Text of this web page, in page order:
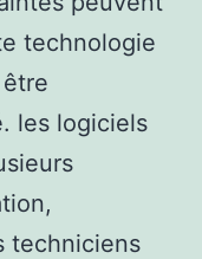
technologie
les logiciels
techniciens